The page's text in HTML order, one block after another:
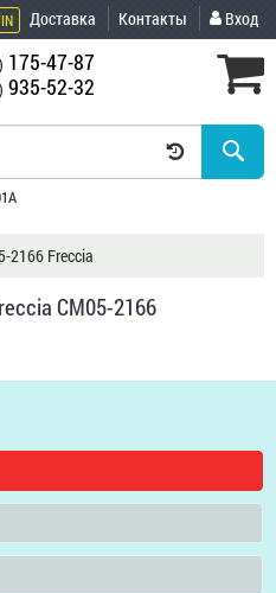
Доставка Контакты Вход
175-47-87
935-52-32
2166 Freccia
CM05-2166